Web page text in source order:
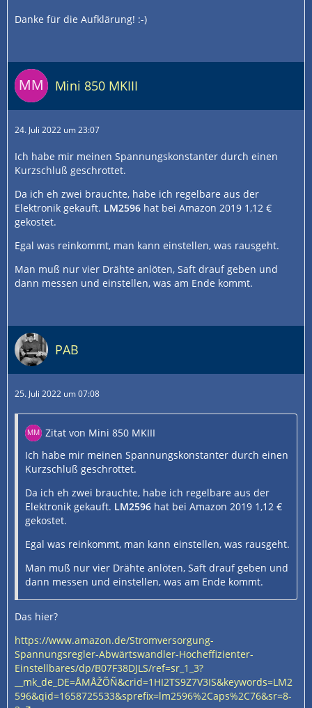
Danke für die Aufklärung! :-)
Mini 850 MKIII
24. Juli 2022 um 23:07
Ich habe mir meinen Spannungskonstanter durch einen
Kurzschluß geschrottet.
Da ich eh zwei brauchte, habe ich regelbare aus der
Elektronik gekauft. LM2596 hat bei Amazon 2019 1,12 €
gekostet.
Egal was reinkommt, man kann einstellen, was rausgeht.
Man muß nur vier Drähte anlöten, Saft drauf geben und
dann messen und einstellen, was am Ende kommt.
PAB
25. Juli 2022 um 07:08
Zitat von Mini 850 MKIII
Ich habe mir meinen Spannungskonstanter durch einen
Kurzschluß geschrottet.
Da ich eh zwei brauchte, habe ich regelbare aus der
Elektronik gekauft. LM2596 hat bei Amazon 2019 1,12 €
gekostet.
Egal was reinkommt, man kann einstellen, was rausgeht.
Man muß nur vier Drähte anlöten, Saft drauf geben und
dann messen und einstellen, was am Ende kommt.
Das hier?
https://www.amazon.de/Stromversorgung-
Spannungsregler-Abwärtswandler-Hocheffizienter-
Einstellbares/dp/B07F38DJLS/ref=sr_1_3?
__mk_de_DE=ÅMÅŽÕÑ&crid=1HI2TS9Z7V3IS&keywords=LM2
596&qid=1658725533&sprefix=lm2596%2Caps%2C76&sr=8-